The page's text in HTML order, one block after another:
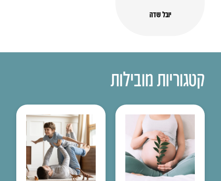
יובל שדה
קטגוריות מובילות